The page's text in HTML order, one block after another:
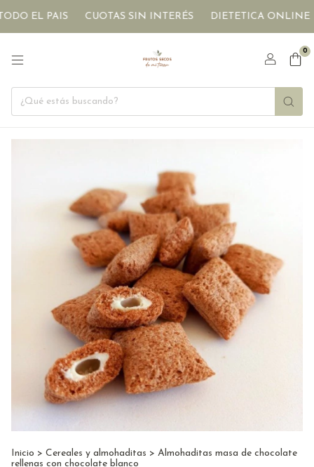
EL PAIS CUOTAS SIN INTERÉS DIETETICA ONLINE
0
Inicio > Cereales y almohaditas > Almohaditas masa de chocolate
rellenas con chocolate blanco